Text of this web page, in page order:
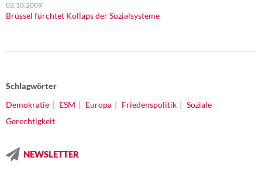
02.10.2009
Brüssel fürchtet Kollaps der Sozialsysteme
Schlagwörter
Demokratie
ESM Europa Friedenspolitik
Soziale
Gerechtigkeit
NEWSLETTER